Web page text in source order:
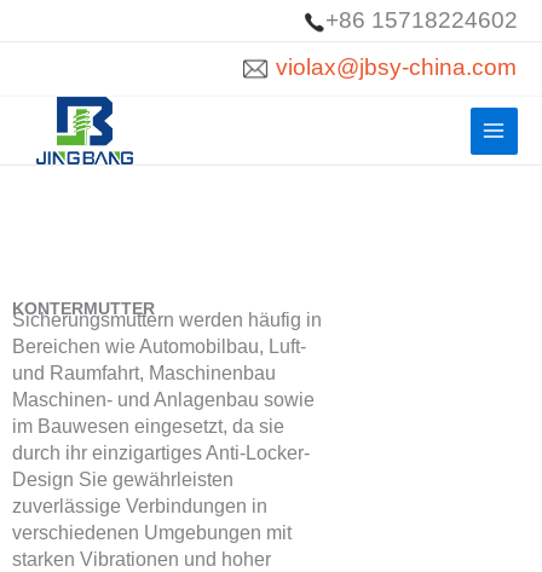
+86 15718224602
violax@jbsy-china.com
KONTERMUTTER
Sicherungsmuttern werden häufig in
Bereichen wie Automobilbau, Luft-
und Raumfahrt, Maschinenbau
Maschinen- und Anlagenbau sowie
im Bauwesen eingesetzt, da sie
durch ihr einzigartiges Anti-Locker-
Design Sie gewährleisten
zuverlässige Verbindungen in
verschiedenen Umgebungen mit
starken Vibrationen und hoher